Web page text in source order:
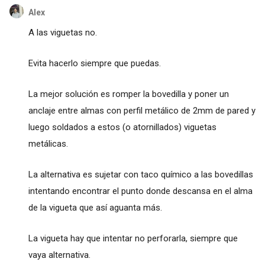
Alex
A las viguetas no.
Evita hacerlo siempre que puedas.
La mejor solución es romper la bovedilla y poner un
anclaje entre almas con perfil metálico de 2mm de pared y
luego soldados a estos (o atornillados) viguetas
metálicas.
La alternativa es sujetar con taco químico a las bovedillas
intentando encontrar el punto donde descansa en el alma
de la vigueta que así aguanta más.
La vigueta hay que intentar no perforarla, siempre que
vaya alternativa.